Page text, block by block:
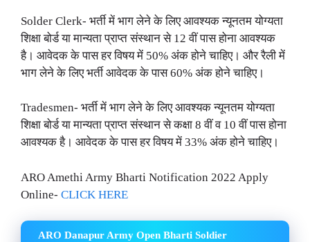
Solder Clerk- भर्ती में भाग लेने के लिए आवश्यक न्यूनतम योग्यता
शिक्षा बोर्ड या मान्यता प्राप्त संस्थान से 12 वीं पास होना आवश्यक
है। आवेदक के पास हर विषय में 50% अंक होने चाहिए। और रैली में
भाग लेने के लिए भर्ती आवेदक के पास 60% अंक होने चाहिए।
Tradesmen- भर्ती में भाग लेने के लिए आवश्यक न्यूनतम योग्यता
शिक्षा बोर्ड या मान्यता प्राप्त संस्थान से कक्षा 8 वीं व 10 वीं पास होना
आवश्यक है। आवेदक के पास हर विषय में 33% अंक होने चाहिए।
ARO Amethi Army Bharti Notification 2022 Apply
Online- CLICK HERE
ARO Danapur Army Open Bharti Soldier